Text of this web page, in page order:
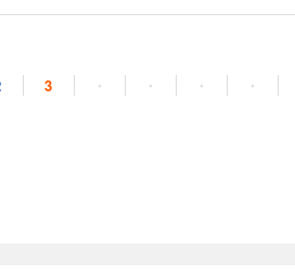
シャロンだったが、 次第に二人の間に本当の
3 ・ ・ ・ ・